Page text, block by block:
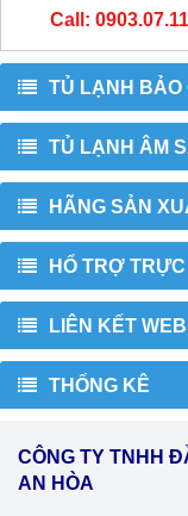
TỦ LẠNH BẢO
TỦ LẠNH ÂM
HÃNG SẢN
HỔ TRỢ
LIÊN KẾT
THỐNG KÊ
Ý
Call:
CÔNG TY TNHH
AN HÒA